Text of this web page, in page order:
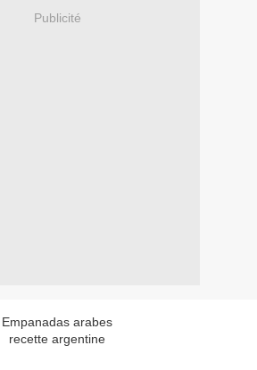
Publicité
Empanadas arabes
recette argentine